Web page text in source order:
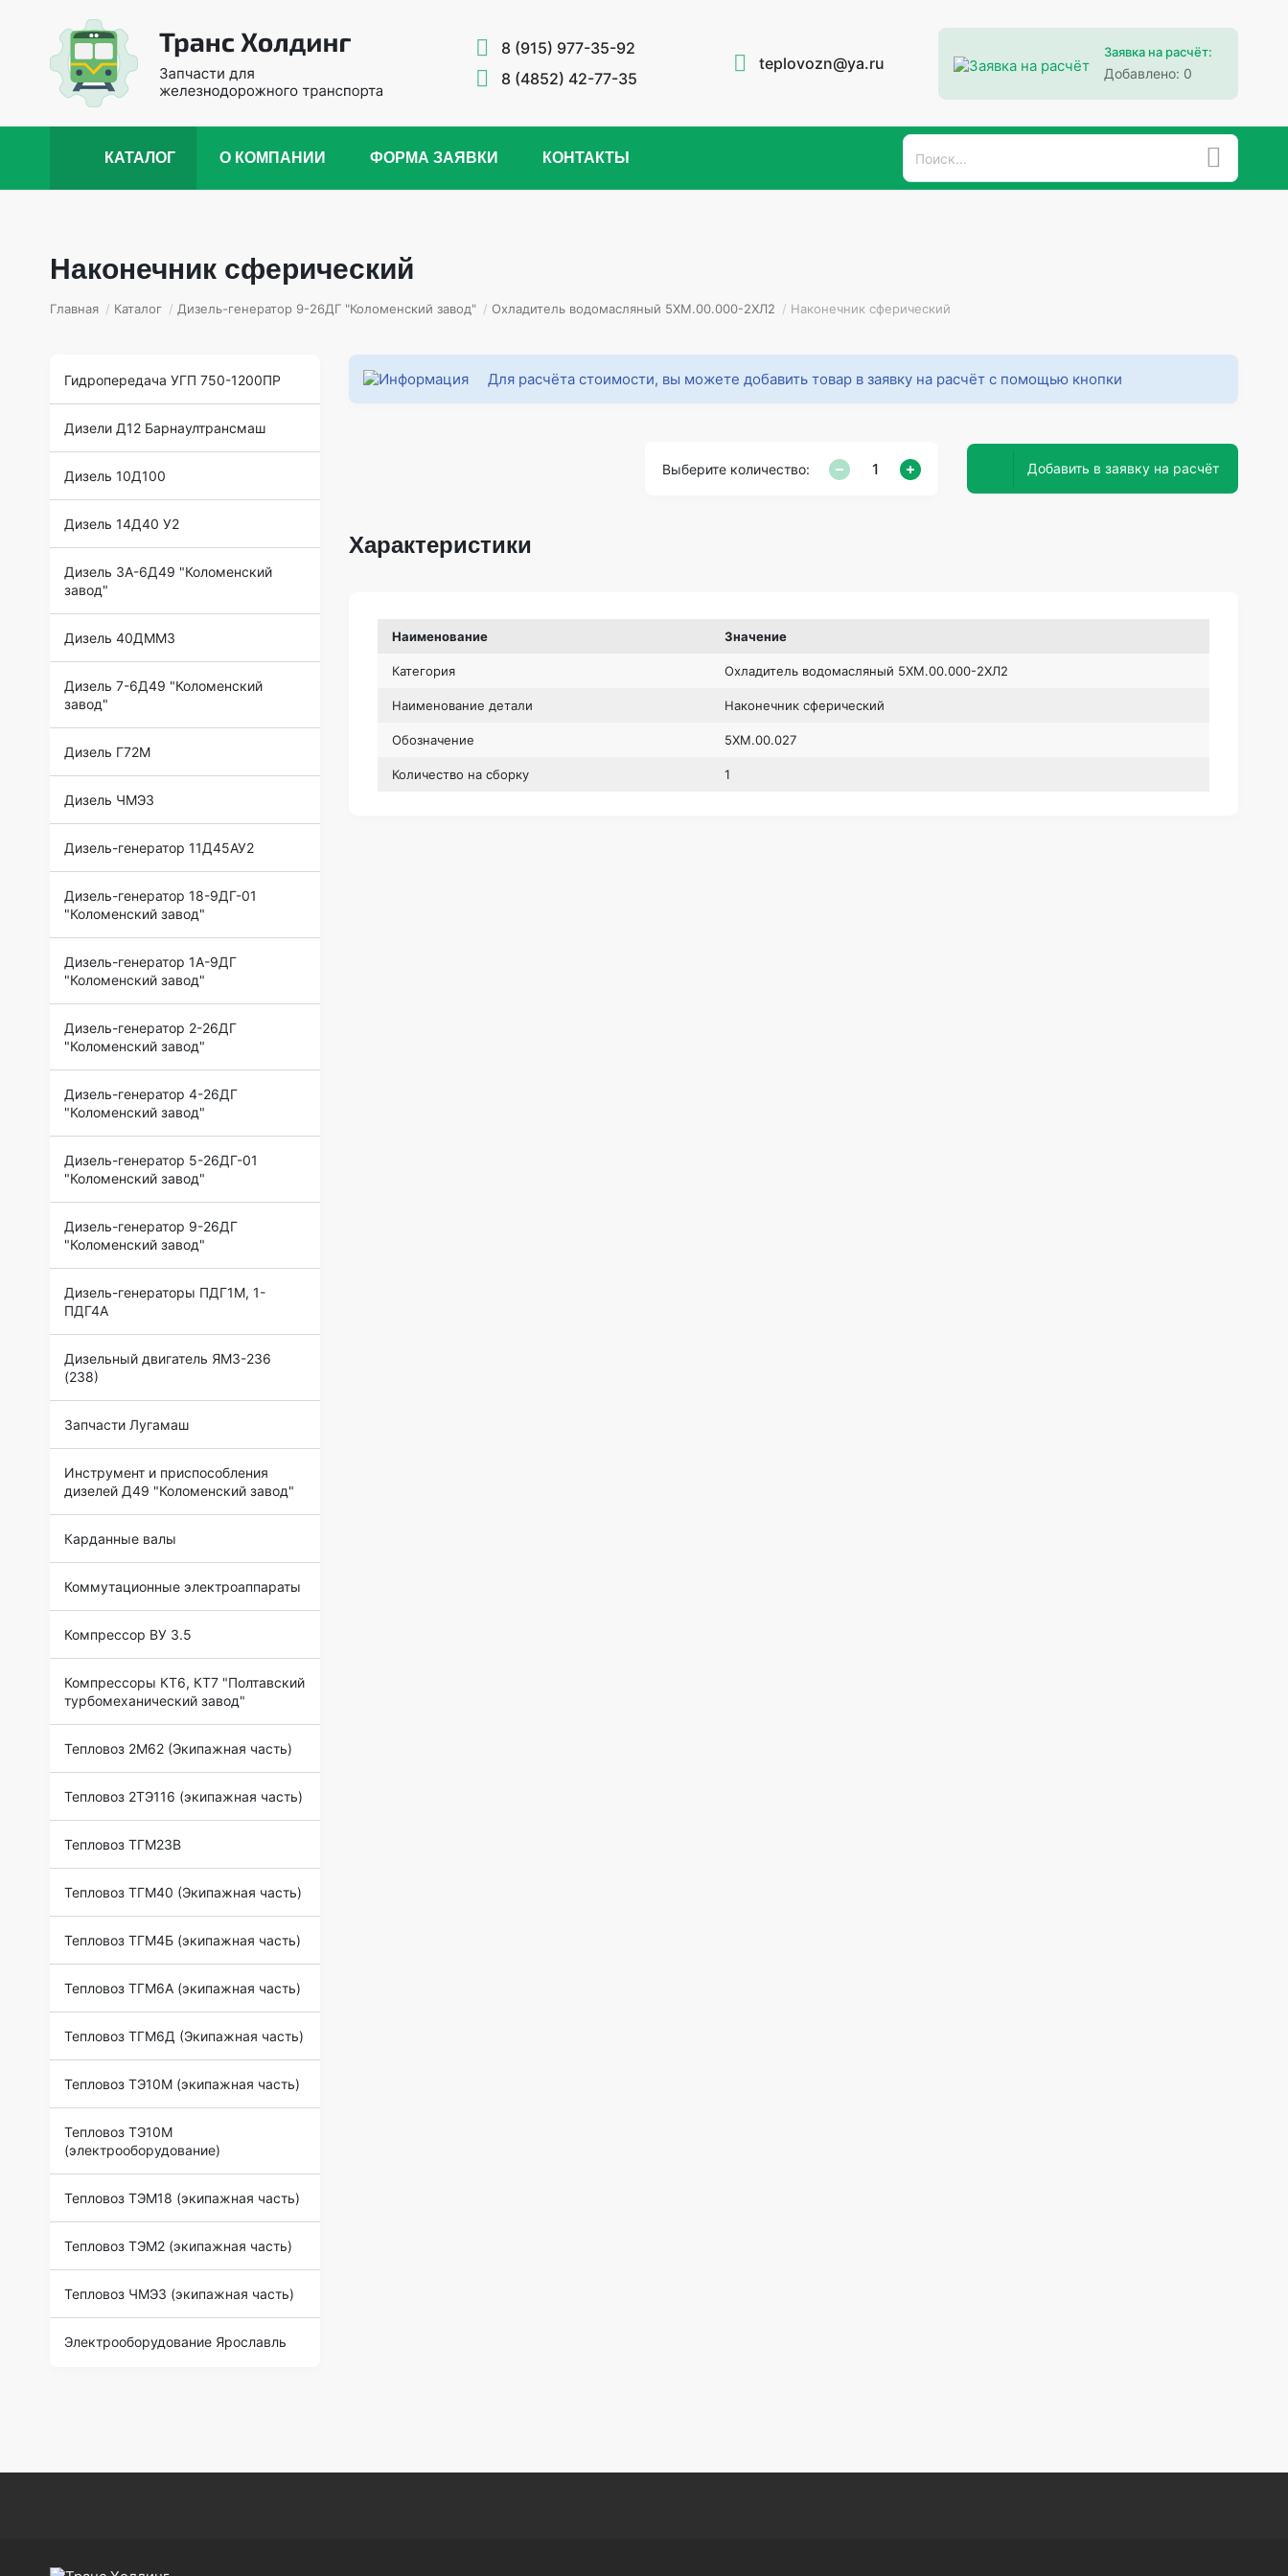
8 (915) 977-35-92
8 (4852) 42-77-35
teplovozn@ya.ru
Заявка на расчёт:
Добавлено: 0
КАТАЛОГ О КОМПАНИИ ФОРМА ЗАЯВКИ КОНТАКТЫ
Наконечник сферический
Главная / Каталог / Дизель-генератор 9-26ДГ "Коломенский завод" / Охладитель водомасляный 5ХМ.00.000-2ХЛ2 / Наконечник сферический
Гидропередача УГП 750-1200ПР
Дизели Д12 Барнаултрансмаш
Дизель 10Д100
Дизель 14Д40 У2
Дизель 3А-6Д49 "Коломенский
завод"
Дизель 40ДММЗ
Дизель 7-6Д49 "Коломенский
завод"
Дизель Г72М
Дизель ЧМЭ3
Дизель-генератор 11Д45АУ2
Дизель-генератор 18-9ДГ-01
"Коломенский завод"
Дизель-генератор 1А-9ДГ
"Коломенский завод"
Дизель-генератор 2-26ДГ
"Коломенский завод"
Дизель-генератор 4-26ДГ
"Коломенский завод"
Дизель-генератор 5-26ДГ-01
"Коломенский завод"
Дизель-генератор 9-26ДГ
"Коломенский завод"
Дизель-генераторы ПДГ1М, 1-
ПДГ4А
Дизельный двигатель ЯМЗ-236
(238)
Запчасти Лугамаш
Инструмент и приспособления
дизелей Д49 "Коломенский завод"
Карданные валы
Коммутационные электроаппараты
Компрессор ВУ 3.5
Компрессоры КТ6, КТ7 "Полтавский
турбомеханический завод"
Тепловоз 2М62 (Экипажная часть)
Тепловоз 2ТЭ116 (экипажная часть)
Тепловоз ТГМ23В
Тепловоз ТГМ40 (Экипажная часть)
Тепловоз ТГМ4Б (экипажная часть)
Тепловоз ТГМ6А (экипажная часть)
Тепловоз ТГМ6Д (Экипажная часть)
Тепловоз ТЭ10М (экипажная часть)
Тепловоз ТЭ10М
(электрооборудование)
Тепловоз ТЭМ18 (экипажная часть)
Тепловоз ТЭМ2 (экипажная часть)
Тепловоз ЧМЭ3 (экипажная часть)
Электрооборудование Ярославль
Для расчёта стоимости, вы можете добавить товар в заявку на расчёт с помощью кнопки
Выберите количество: Добавить в заявку на расчёт
Характеристики
Наименование Значение
Категория Охладитель водомасляный 5ХМ.00.000-2ХЛ2
Наименование детали Наконечник сферический
Обозначение 5ХМ.00.027
Количество на сборку 1